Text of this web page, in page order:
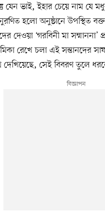
যেন ভাই, ইহার চেয়ে নাম যে
হলো অনুষ্ঠানে উপস্থিত
দেওয়া ‘গরবিনী মা
রেখে চলা এই সন্তানদের
সেই বিবরণ তুলে